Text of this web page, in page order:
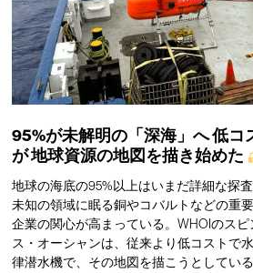
95%が未解明の「深海」へ低コ
が地球資源の地図を描き始めた
地球の海底の95%以上はいまだ詳細な探
未知の領域に眠る銅やコバルトなどの重
企業の関心が高まっている。WHOIのス
ス・オーシャンは、従来より低コストで
律潜水機で、その地図を描こうとしている